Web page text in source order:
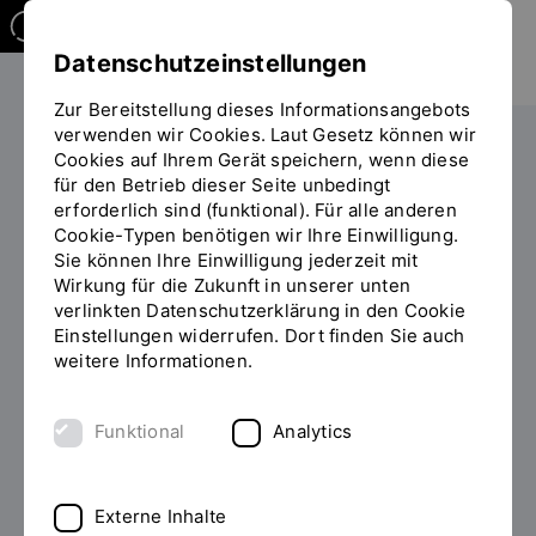
Sie
befinden
sich
auf
der
Seite
"Infostand"
Die OTH Einrichtungen IT-Zentrum
Support für Studierende
Im Oktober 2006 wurde der Infostand als
Regensburg gegründet. Im Zuge der
Systemumstellungen der beiden Einrichtungen wurde
Infostand getrennt. Im März 2023 ist der Infostand
jetzt in den Raum S041 gezogen.
Datenschutzeinstellungen
Zur Bereitstellung dieses Informationsangebots
verwenden wir Cookies. Laut Gesetz können wir
Cookies auf Ihrem Gerät speichern, wenn diese
für den Betrieb dieser Seite unbedingt
erforderlich sind (funktional). Für alle anderen
Cookie-Typen benötigen wir Ihre Einwilligung.
Sie können Ihre Einwilligung jederzeit mit
Wirkung für die Zukunft in unserer unten
verlinkten Datenschutzerklärung in den Cookie
Einstellungen widerrufen. Dort finden Sie auch
weitere Informationen.
Funktional Analytics
Externe Inhalte